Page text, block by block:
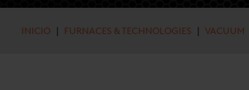
INICIO | FURNACES & TECHNOLOGIES | VACUUM